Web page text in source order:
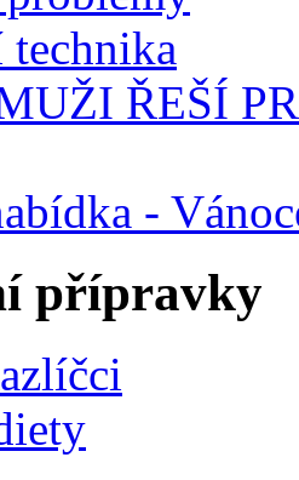
ŘEŠÍ
-
přípravky